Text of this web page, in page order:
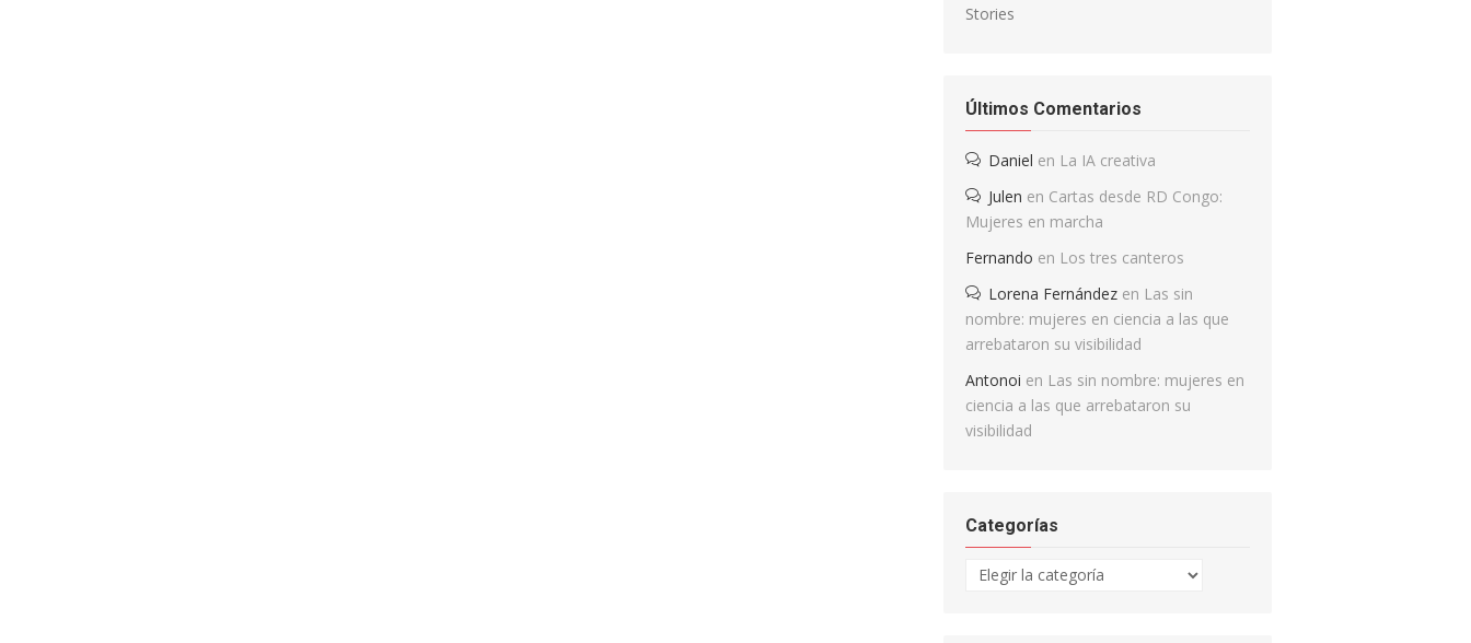
Stories
Últimos Comentarios
Daniel en La IA creativa
Julen en Cartas desde RD Congo:
Mujeres en marcha
Fernando en Los tres canteros
Lorena Fernández en Las sin
nombre: mujeres en ciencia a las que
arrebataron su visibilidad
Antonoi en Las sin nombre: mujeres en
ciencia a las que arrebataron su
visibilidad
Categorías
Categorías